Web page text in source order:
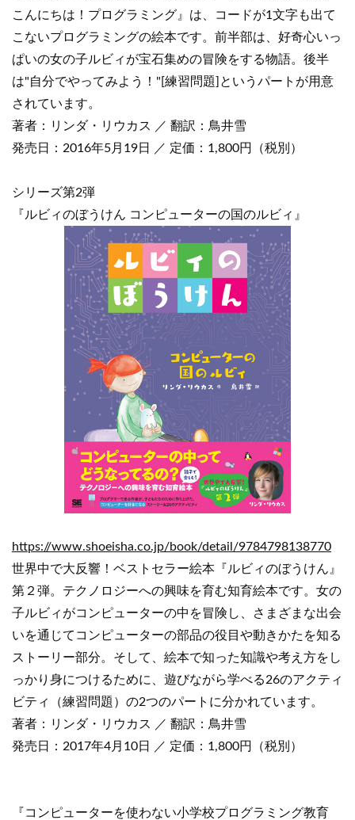
こんにちは！プログラミング』は、コードが1文字も出て
こないプログラミングの絵本です。前半部は、好奇心いっ
ぱいの女の子ルビィが宝石集めの冒険をする物語。後半
は"自分でやってみよう！"[練習問題]というパートが用意
されています。
著者：リンダ・リウカス ／ 翻訳：鳥井雪
発売日：2016年5月19日 ／ 定価：1,800円（税別）
シリーズ第2弾
『ルビィのぼうけん コンピューターの国のルビィ』
https://www.shoeisha.co.jp/book/detail/9784798138770
世界中で大反響！ベストセラー絵本『ルビィのぼうけん』
第２弾。テクノロジーへの興味を育む知育絵本です。女の
子ルビィがコンピューターの中を冒険し、さまざまな出会
いを通じてコンピューターの部品の役目や動きかたを知る
ストーリー部分。そして、絵本で知った知識や考え方をし
っかり身につけるために、遊びながら学べる26のアクティ
ビティ（練習問題）の2つのパートに分かれています。
著者：リンダ・リウカス ／ 翻訳：鳥井雪
発売日：2017年4月10日 ／ 定価：1,800円（税別）
『コンピューターを使わない小学校プログラミング教育